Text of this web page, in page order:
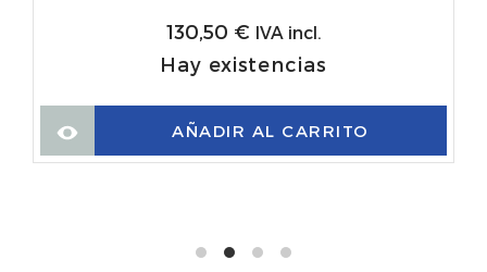
130,50 € IVA incl.
Hay existencias
AÑADIR AL CARRITO